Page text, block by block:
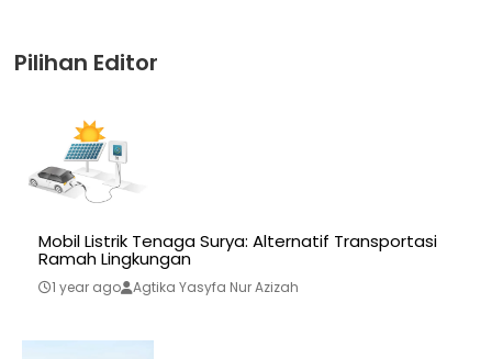
Pilihan Editor
Mobil Listrik Tenaga Surya: Alternatif Transportasi
Ramah Lingkungan
1 year ago Agtika Yasyfa Nur Azizah